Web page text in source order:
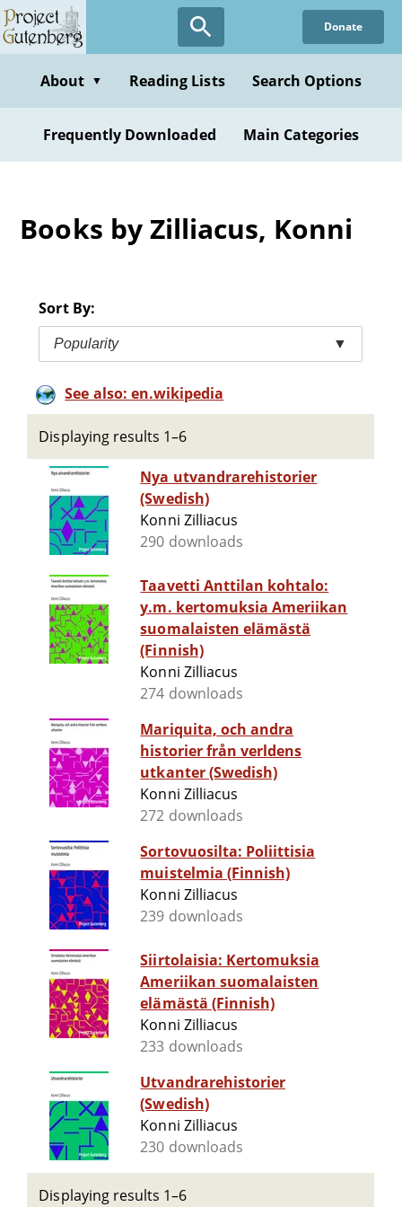
Skip
to
content
Donate
About ▼ Reading Lists Search Options
Frequently Downloaded Main Categories
Books by Zilliacus, Konni
Sort By:
Popularity ▼
See also: en.wikipedia
Displaying results 1–6
Nya utvandrarehistorier
(Swedish)
Konni Zilliacus
290 downloads
Taavetti Anttilan kohtalo:
y.m. kertomuksia Ameriikan
suomalaisten elämästä
(Finnish)
Konni Zilliacus
274 downloads
Mariquita, och andra
historier från verldens
utkanter (Swedish)
Konni Zilliacus
272 downloads
Sortovuosilta: Poliittisia
muistelmia (Finnish)
Konni Zilliacus
239 downloads
Siirtolaisia: Kertomuksia
Ameriikan suomalaisten
elämästä (Finnish)
Konni Zilliacus
233 downloads
Utvandrarehistorier
(Swedish)
Konni Zilliacus
230 downloads
Displaying results 1–6